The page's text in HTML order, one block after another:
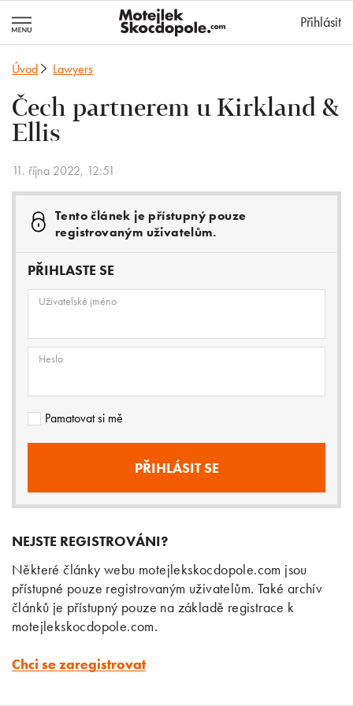
Přihlásit
Úvod Lawyers
Čech partnerem u Kirkland &
Ellis
11. října 2022, 12:51
Tento článek je přístupný pouze
registrovaným uživatelům.
PŘIHLASTE SE
Uživatelské jméno
Heslo
Pamatovat si mě
NEJSTE REGISTROVÁNI?
Některé články webu motejlekskocdopole.com jsou
přístupné pouze registrovaným uživatelům. Také archív
článků je přístupný pouze na základě registrace k
motejlekskocdopole.com.
Chci se zaregistrovat